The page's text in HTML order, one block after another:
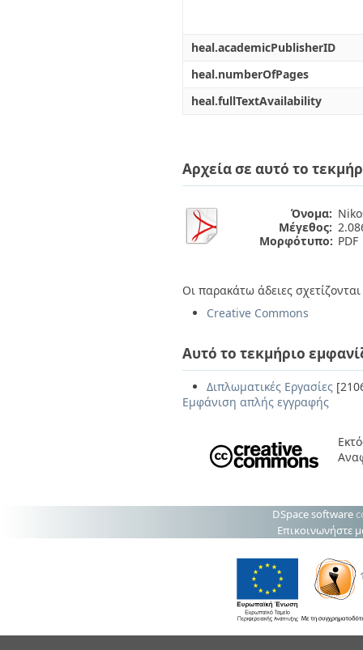
heal.academicPublisherID
heal.numberOfPages
heal.fullTextAvailability
Αρχεία σε αυτό το
Όνομα:
Μέγεθος:
Μορφότυπο: PDF
Οι παρακάτω άδειες
Creative Commons
Αυτό το τεκμήριο
Διπλωματικές Εργασίες
Εμφάνιση απλής εγγραφής
DSpace software
Επικοινωνήστε